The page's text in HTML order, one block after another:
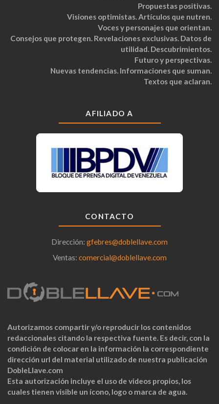
Propuestas positivas.
Visiones optimistas. Artículos que nutren.
Voces y personajes que orientan.
Consejos que protegen. Revelaciones exclusivas. Datos de
utilidad. Descubrimientos.
Futuro y perspectivas.
Nuevas tendencias. Informaciones que suman.
Textos que aclaran.
AFILIADO A
CONTACTO
Dirección: gfebres@doblellave.com
Ventas: comercial@doblellave.com
Autorizamos compartir y/o reproducir los contenidos
redaccionales citando la respectiva fuente. Es decir, con la
condición de colocar en la información la correspondiente
dirección url del material utilizado de nuestra publicación
DobleLlave.com
Esta autorización incluye el uso de videos propios, los
cuales tienen visible un ícono, logo o marca de agua.